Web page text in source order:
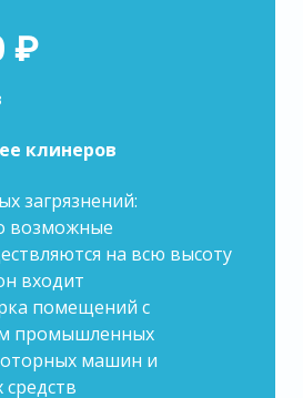
₽
клинеров
загрязнений:
возможные
на всю высоту
входит
помещений с
промышленных
машин и